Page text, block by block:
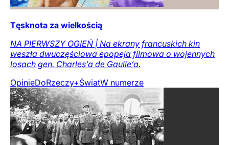
Tęsknota za wielkością
NA PIERWSZY OGIEŃ | Na ekrany francuskich kin
weszła dwuczęściowa epopeja filmowa o wojennych
losach gen. Charles’a de Gaulle’a.
OpinieDoRzeczy+ŚwiatW numerze